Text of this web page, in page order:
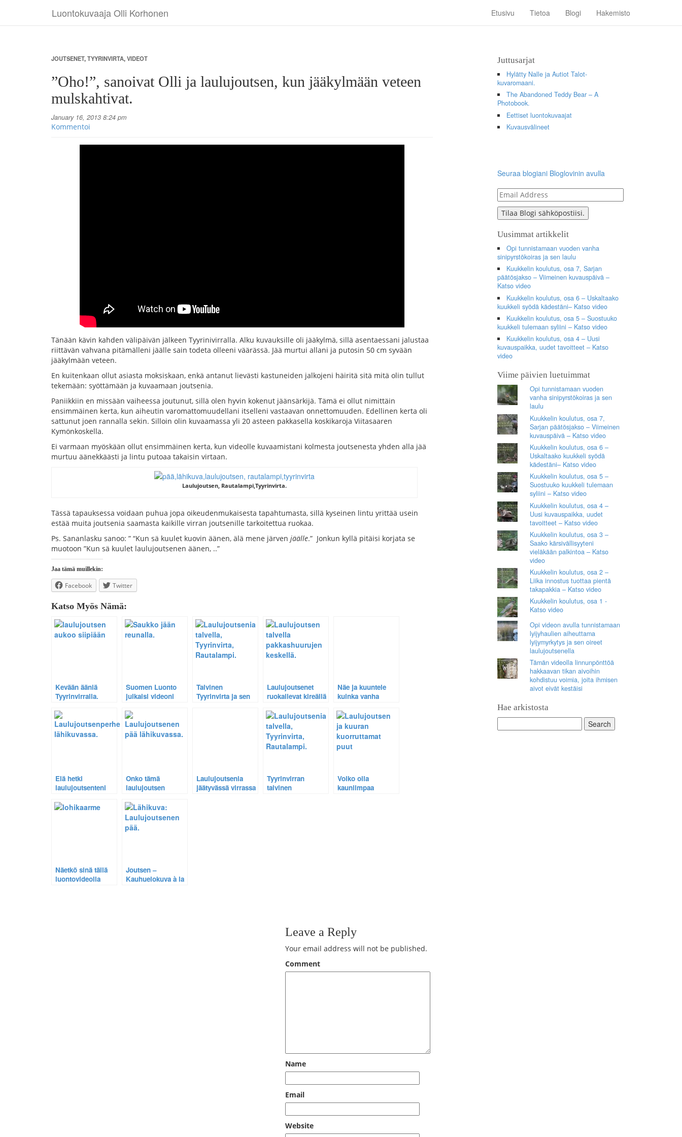
Luontokuvaaja Olli Korhonen Etusivu Tietoa Blogi Hakemisto
JOUTSENET,TYYRINVIRTA,VIDEOT
”Oho!”, sanoivat Olli ja laulujoutsen, kun jääkylmään veteen
mulskahtivat.
January 16, 2013 8:24 pm
Kommentoi
Tänään kävin kahden välipäivän jälkeen Tyyrinivirralla. Alku kuvauksille oli jääkylmä, sillä asentaessani jalustaa
riittävän vahvana pitämälleni jäälle sain todeta olleeni väärässä. Jää murtui allani ja putosin 50 cm syvään
jääkylmään veteen.
En kuitenkaan ollut asiasta moksiskaan, enkä antanut lievästi kastuneiden jalkojeni häiritä sitä mitä olin tullut
tekemään: syöttämään ja kuvaamaan joutsenia.
Paniikkiin en missään vaiheessa joutunut, sillä olen hyvin kokenut jäänsärkijä. Tämä ei ollut nimittäin
ensimmäinen kerta, kun aiheutin varomattomuudellani itselleni vastaavan onnettomuuden. Edellinen kerta oli
sattunut joen rannalla sekin. Silloin olin kuvaamassa yli 20 asteen pakkasella koskikaroja Viitasaaren
Kymönkoskella.
Ei varmaan myöskään ollut ensimmäinen kerta, kun videolle kuvaamistani kolmesta joutsenesta yhden alla jää
murtuu äänekkäästi ja lintu putoaa takaisin virtaan.
Laulujoutsen, Rautalampi,Tyyrinvirta.
Tässä tapauksessa voidaan puhua jopa oikeudenmukaisesta tapahtumasta, sillä kyseinen lintu yrittää usein
estää muita joutsenia saamasta kaikille virran joutsenille tarkoitettua ruokaa.
Ps. Sananlasku sanoo: ” “Kun sä kuulet kuovin äänen, älä mene järven jäälle.” Jonkun kyllä pitäisi korjata se
muotoon ”Kun sä kuulet laulujoutsenen äänen, ..”
Jaa tämä muillekin:
Facebook Twitter
Katso Myös Nämä:
Kevään ääniä
Tyyrinvirralla.
Suomen Luonto
julkaisi videoni
saukosta.
Talvinen
Tyyrinvirta ja sen
Laulujoutsenet
ruokailevat kireällä
vuolaassa virrassa
– Katso video.
Näe ja kuuntele
kuinka vanha
laulujoutsen laulaa
minulle.
Elä hetki
laulujoutsenteni
video.
Onko tämä
laulujoutsen
videolta joutsenen
käyttävän hissiä.
Laulujoutsenia
jäätyvässä virrassa
Tyyrinvirran
talvinen
Voiko olla
kauniimpaa
Näetkö sinä tällä
luontovideolla
Joutsen –
Kauhuelokuva à la
Leave a Reply
Your email address will not be published.
Comment
Name
Email
Website
Juttusarjat
Hylätty Nalle ja Autiot Talot-
kuvaromaani.
The Abandoned Teddy Bear – A
Photobook.
Eettiset luontokuvaajat
Kuvausvälineet
Seuraa blogiani Bloglovinin avulla
Email
Address
Tilaa Blogi sähköpostiisi.
Uusimmat artikkelit
Opi tunnistamaan vuoden vanha
sinipyrstökoiras ja sen laulu
Kuukkelin koulutus, osa 7, Sarjan
päätösjakso – Viimeinen kuvauspäivä –
Katso video
Kuukkelin koulutus, osa 6 – Uskaltaako
kuukkeli syödä kädestäni– Katso video
Kuukkelin koulutus, osa 5 – Suostuuko
kuukkeli tulemaan syliini – Katso video
Kuukkelin koulutus, osa 4 – Uusi
kuvauspaikka, uudet tavoitteet – Katso
video
Viime päivien luetuimmat
Opi tunnistamaan vuoden
vanha sinipyrstökoiras ja sen
laulu
Kuukkelin koulutus, osa 7,
Sarjan päätösjakso – Viimeinen
kuvauspäivä – Katso video
Kuukkelin koulutus, osa 6 –
Uskaltaako kuukkeli syödä
kädestäni– Katso video
Kuukkelin koulutus, osa 5 –
Suostuuko kuukkeli tulemaan
syliini – Katso video
Kuukkelin koulutus, osa 4 –
Uusi kuvauspaikka, uudet
tavoitteet – Katso video
Kuukkelin koulutus, osa 3 –
Saako kärsivällisyyteni
vieläkään palkintoa – Katso
video
Kuukkelin koulutus, osa 2 –
Liika innostus tuottaa pientä
takapakkia – Katso video
Kuukkelin koulutus, osa 1 -
Katso video
Opi videon avulla tunnistamaan
lyijyhaulien aiheuttama
lyijymyrkytys ja sen oireet
laulujoutsenella
Tämän videolla linnunpönttöä
hakkaavan tikan aivoihin
kohdistuu voimia, joita ihmisen
aivot eivät kestäisi
Hae arkistosta
for: